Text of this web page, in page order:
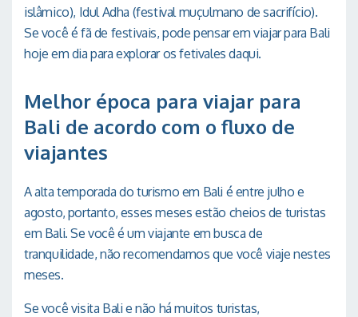
islâmico), Idul Adha (festival muçulmano de sacrifício).
Se você é fã de festivais, pode pensar em viajar para Bali
hoje em dia para explorar os fetivales daqui.
Melhor época para viajar para
Bali de acordo com o fluxo de
viajantes
A alta temporada do turismo em Bali é entre julho e
agosto, portanto, esses meses estão cheios de turistas
em Bali. Se você é um viajante em busca de
tranquilidade, não recomendamos que você viaje nestes
meses.
Se você visita Bali e não há muitos turistas,